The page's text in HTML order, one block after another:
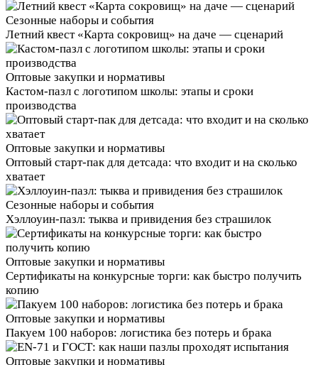
Сезонные наборы и события
Летний квест «Карта сокровищ» на даче — сценарий
Оптовые закупки и нормативы
Кастом‑пазл с логотипом школы: этапы и сроки
производства
Оптовые закупки и нормативы
Оптовый старт‑пак для детсада: что входит и на сколько
хватает
Сезонные наборы и события
Хэллоуин‑пазл: тыква и привидения без страшилок
Оптовые закупки и нормативы
Сертификаты на конкурсные торги: как быстро получить
копию
Оптовые закупки и нормативы
Пакуем 100 наборов: логистика без потерь и брака
Оптовые закупки и нормативы